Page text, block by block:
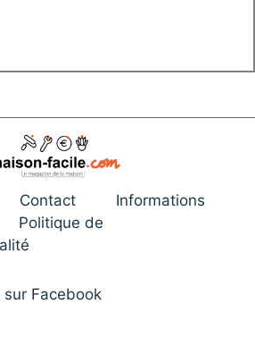
Contact
Informations
Politique de
Facebook